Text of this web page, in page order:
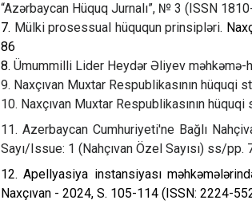
“Azərbaycan Hüquq Jurnalı”, № 3 (ISSN
7. Mülki prosessual hüququn prinsipləri.
86
8. Ümummilli Lider Heydər Əliyev məhkəmə-
9. Naxçıvan Muxtar Respublikasının hüquqi
10. Naxçıvan Muxtar Respublikasının hüquqi
11. Azerbaycan Cumhuriyeti'ne Bağlı
Sayı/Issue: 1 (Nahçıvan Özel Sayısı) ss/pp.
12. Apellyasiya instansiyası
Naxçıvan - 2024, S. 105-114 (ISSN: 2224-